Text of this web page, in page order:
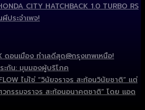
CITY HATCHBACK 1.0 TURBO RS
ประจำเพจ!
ดอนเมือง ทำเลดีสุด@กรุงเทพเหนือ!
ะกัน: มุมมองผู้บริโภค
ไม่ใช่ “วินัยจราจร สะท้อนวินัยชาติ” แต่
วกรรมจราจร สะท้อนอนาคตชาติ” โดย แอด